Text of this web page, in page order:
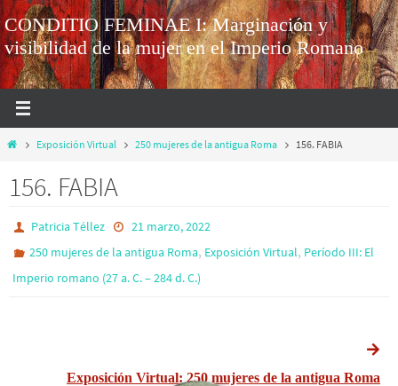
CONDITIO FEMINAE I: Marginación y
visibilidad de la mujer en el Imperio Romano
Exposición Virtual 250 mujeres de la antigua Roma 156. FABIA
156. FABIA
Patricia Téllez
21 marzo, 2022
250 mujeres de la antigua Roma, Exposición Virtual, Período III: El
Imperio romano (27 a. C. – 284 d. C.)
Exposición Virtual: 250 mujeres de la antigua Roma